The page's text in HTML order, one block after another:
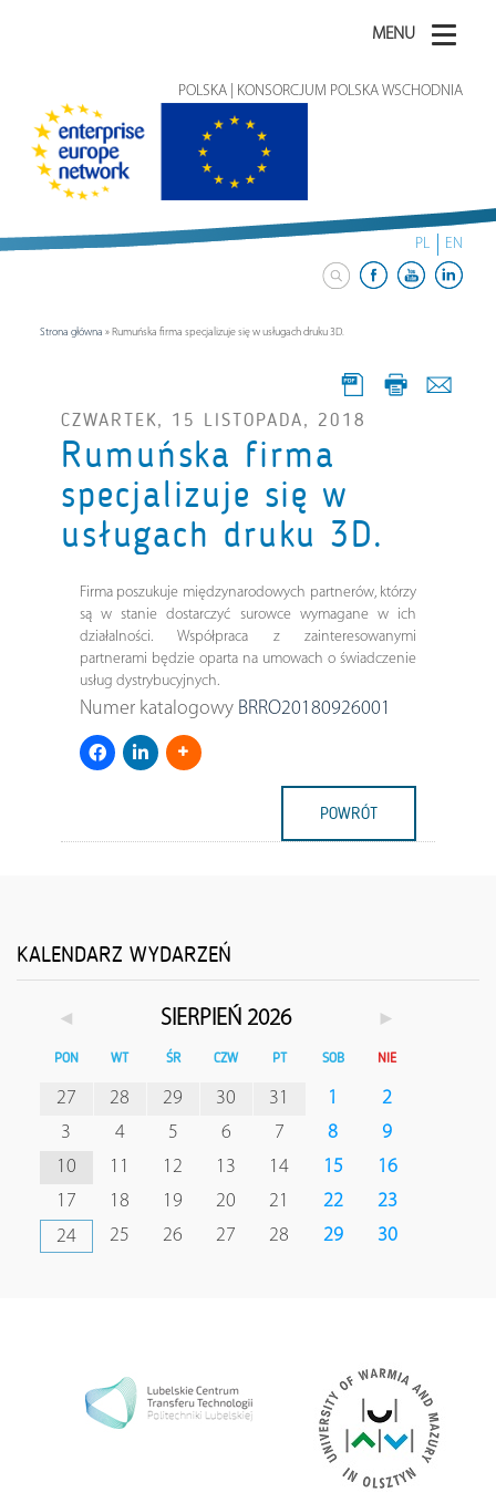
MENU
POLSKA | KONSORCJUM POLSKA WSCHODNIA
PL EN
Strona główna » Rumuńska firma specjalizuje się w usługach druku 3D.
CZWARTEK, 15 LISTOPADA, 2018
Rumuńska firma
specjalizuje się w
usługach druku 3D.
Firma poszukuje międzynarodowych partnerów, którzy
są w stanie dostarczyć surowce wymagane w ich
działalności. Współpraca z zainteresowanymi
partnerami będzie oparta na umowach o świadczenie
usług dystrybucyjnych.
Numer katalogowy BRRO20180926001
POWRÓT
KALENDARZ WYDARZEŃ
◄ SIERPIEŃ 2026 ►
PON WT ŚR CZW PT SOB NIE
27 28 29 30 31 1
2
3
4 5 6 7 8
9
10
11 12 13 14 15
16
17
18 19 20 21 22
23
24
25 26 27 28 29 30